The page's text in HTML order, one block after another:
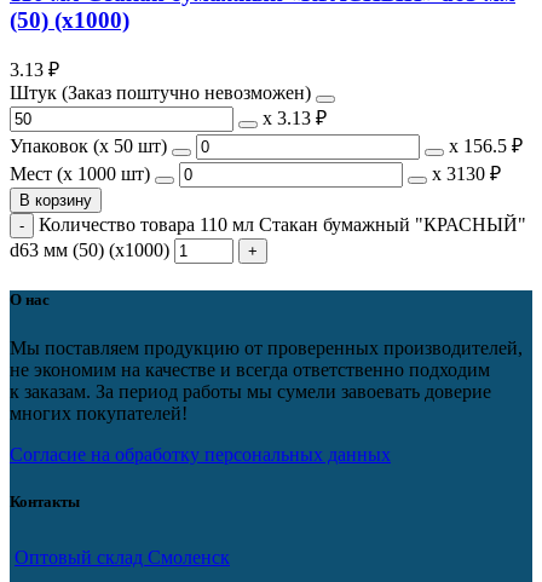
(50) (х1000)
3.13 ₽
Штук (Заказ поштучно невозможен)
х 3.13 ₽
Упаковок (x 50 шт)
х 156.5 ₽
Мест (x 1000 шт)
х 3130 ₽
В корзину
Количество товара 110 мл Стакан бумажный "КРАСНЫЙ"
d63 мм (50) (х1000)
О нас
Мы поставляем продукцию от проверенных производителей,
не экономим на качестве и всегда ответственно подходим
к заказам. За период работы мы сумели завоевать доверие
многих покупателей!
Согласие на обработку персональных данных
Контакты
Оптовый склад Смоленск